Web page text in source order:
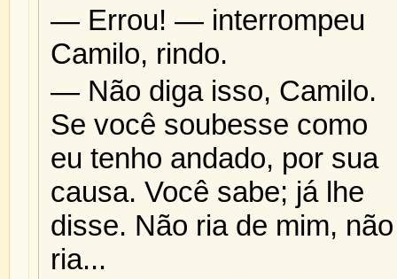
— Errou! — interrompeu
Camilo, rindo.
— Não diga isso, Camilo.
Se você soubesse como
eu tenho andado, por sua
causa. Você sabe; já lhe
disse. Não ria de mim, não
ria...